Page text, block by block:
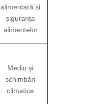
alimentară și
siguranța
alimentelor
Mediu şi
schimbări
climatice